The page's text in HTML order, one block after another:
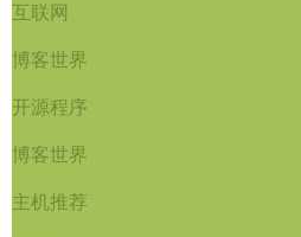
互联网
博客世界
开源程序
博客世界
主机推荐